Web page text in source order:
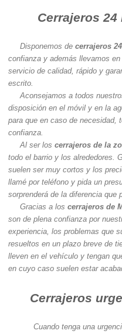
Cerrajeros
Disponemos de cerrajeros
confianza y además llevamos
servicio de calidad, rápido y
escrito.
Aconsejamos a todos
disposición en el móvil y en la
para que en caso de necesidad,
confianza.
Al ser los cerrajeros de la
todo el barrio y los alrededores.
suelen ser muy cortos y los
llamé por teléfono y pida un
sorprenderá de la diferencia que
Gracias a los cerrajeros de
son de plena confianza por
experiencia, los problemas que
resueltos en un plazo breve de
lleven en el vehículo y tengan
en cuyo caso suelen estar
Cerrajeros
Cuando tenga una